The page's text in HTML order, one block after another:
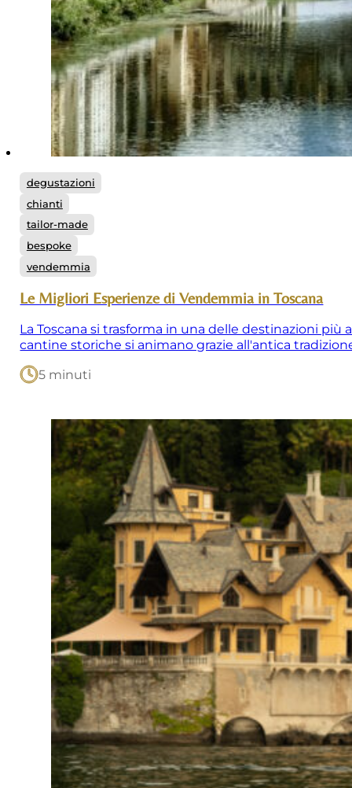
degustazioni
chianti
tailor-made
bespoke
vendemmia
Le Migliori Esperienze di Vendemmia in Toscana
La Toscana si trasforma in una delle destinazioni
cantine storiche si animano grazie all'antica
5 minuti